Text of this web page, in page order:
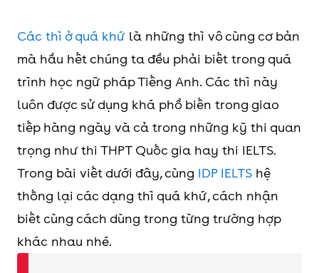
Các thì ở quá khứ là những thì vô cùng cơ bản
mà hầu hết chúng ta đều phải biết trong quá
trình học ngữ pháp Tiếng Anh. Các thì này
luôn được sử dụng khá phổ biến trong giao
tiếp hàng ngày và cả trong những kỹ thi quan
trọng như thi THPT Quốc gia hay thi IELTS.
Trong bài viết dưới đây, cùng IDP IELTS hệ
thống lại các dạng thì quá khứ, cách nhận
biết cùng cách dùng trong từng trường hợp
khác nhau nhé.